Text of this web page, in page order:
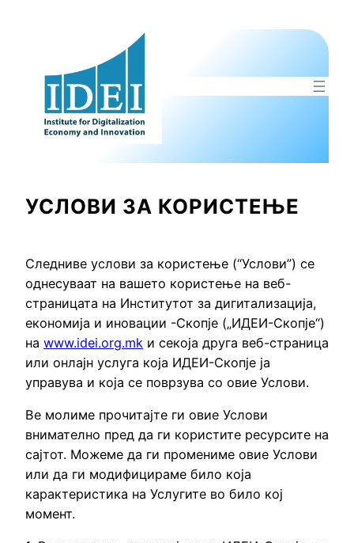
УСЛОВИ ЗА КОРИСТЕЊЕ
Следниве услови за користење (“Услови”) се
однесуваат на вашето користење на веб-
страницата на Институтот за дигитализација,
економија и иновации -Скопје („ИДЕИ-Скопје“)
на www.idei.org.mk и секоја друга веб-страница
или онлајн услуга која ИДЕИ-Скопје ја
управува и која се поврзува со овие Услови.
Ве молиме прочитајте ги овие Услови
внимателно пред да ги користите ресурсите на
сајтот. Можеме да ги промениме овие Услови
или да ги модифицираме било која
карактеристика на Услугите во било кој
момент.